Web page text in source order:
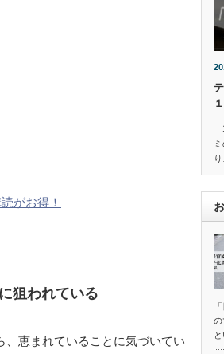
がお得！
狙われている
恵まれていることに気づいてい
１
り
の